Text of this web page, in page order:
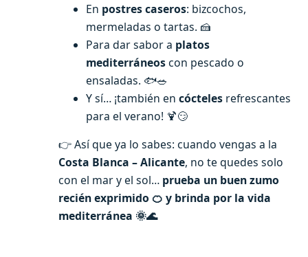
En postres caseros: bizcochos,
mermeladas o tartas. 🍰
Para dar sabor a platos
mediterráneoscon pescado o
ensaladas. 🐟🥗
Y sí… ¡también en cócteles refrescantes
para el verano! 🍹😏
👉 Así que ya lo sabes: cuando vengas a la
Costa Blanca – Alicante, no te quedes solo
con el mar y el sol… prueba un buen zumo
recién exprimido 🍊 y brinda por la vida
mediterránea 🌞🌊